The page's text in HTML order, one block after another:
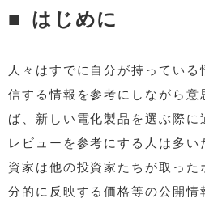
はじめに
人々はすでに自分が持ってい
信する情報を参考にしながら意
ば、新しい電化製品を選ぶ際に
レビューを参考にする人は多
資家は他の投資家たちが取った
分的に反映する価格等の公開情